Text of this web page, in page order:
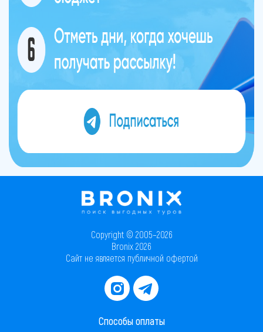
Copyright © 2005–2026
Bronix 2026
Сайт не является публичной офертой
Способы оплаты